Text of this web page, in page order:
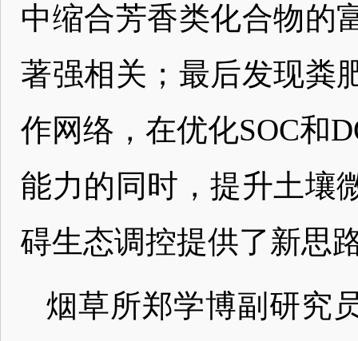
中缩合芳香类化合物的
著强相关；最后发现粪
作网络，在优化SOC和
能力的同时，提升土壤
碍生态调控提供了新思
烟草所郑学博副研究